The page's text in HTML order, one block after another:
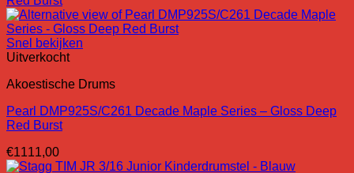
€3098,00.€2998,00.
Snel bekijken
Uitverkocht
Akoestische Drums
Pearl DMP925S/C261 Decade Maple Series – Gloss Deep
Red Burst
€1111,00